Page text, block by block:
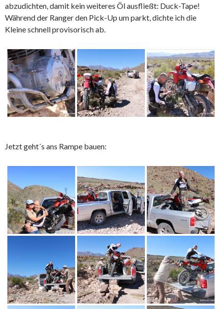
abzudichten, damit kein weiteres Öl ausfließt: Duck-Tape!
Während der Ranger den Pick-Up um parkt, dichte ich die
Kleine schnell provisorisch ab.
Jetzt geht´s ans Rampe bauen: